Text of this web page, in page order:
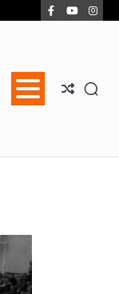
Facebook
YouTube